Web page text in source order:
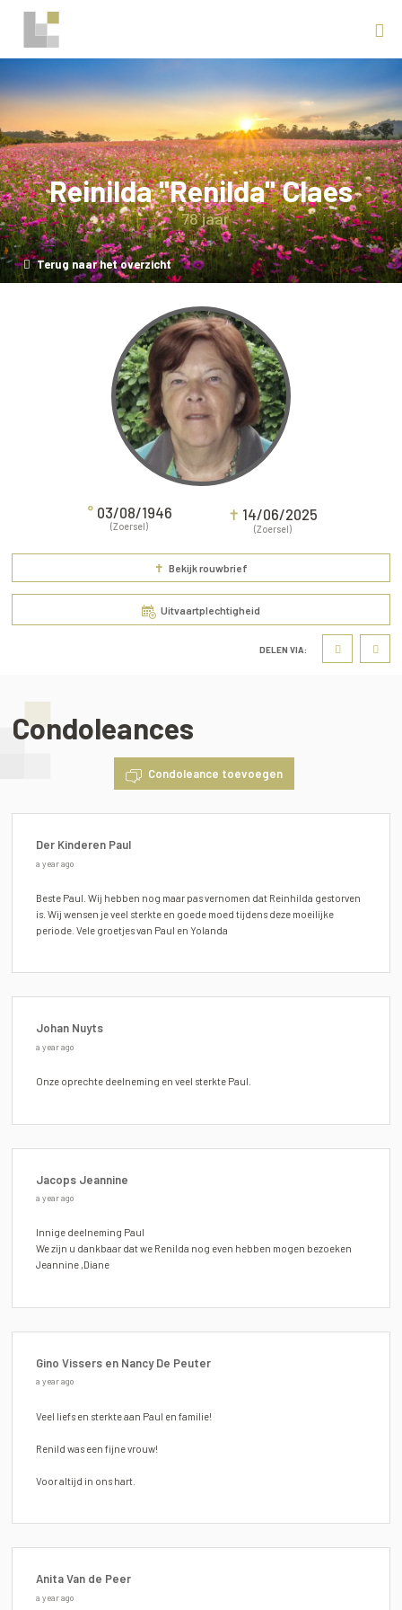
Reinilda "Renilda" Claes
78 jaar
Terug naar het overzicht
° 03/08/1946
(Zoersel)
✝ 14/06/2025
(Zoersel)
DELEN VIA:
✝ Bekijk rouwbrief
Uitvaartplechtigheid
Condoleances
Condoleance toevoegen
Der Kinderen Paul
a year ago
Beste Paul. Wij hebben nog maar pas vernomen dat Reinhilda gestorven
is. Wij wensen je veel sterkte en goede moed tijdens deze moeilijke
periode. Vele groetjes van Paul en Yolanda
Johan Nuyts
a year ago
Onze oprechte deelneming en veel sterkte Paul.
Jacops Jeannine
a year ago
Innige deelneming Paul
We zijn u dankbaar dat we Renilda nog even hebben mogen bezoeken
Jeannine ,Diane
Gino Vissers en Nancy De Peuter
a year ago
Veel liefs en sterkte aan Paul en familie!
Renild was een fijne vrouw!
Voor altijd in ons hart.
Anita Van de Peer
a year ago